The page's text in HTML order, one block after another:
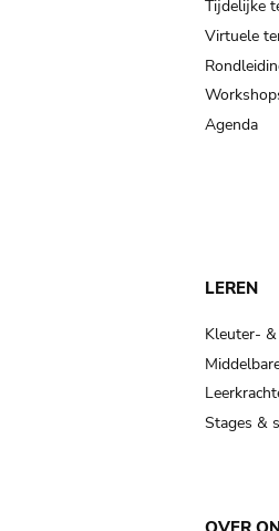
Tijdelijke
Virtuele
Agenda
LEREN
Kleuter-
Stages &